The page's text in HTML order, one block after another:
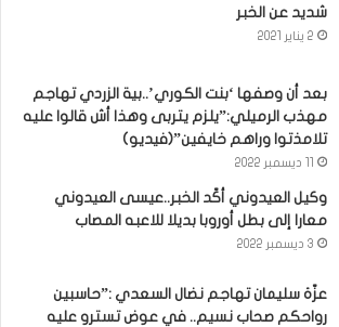
شديد عن الخبر
2 يناير 2021
بعد أن وصفها ‘بنت الكوري’..بية الزردي تهاجم
مهذب الرميلي:”يلزم يتربى وهذا أش قالوا عليه
تلامذتوا وراهم خايفين”(فيديو)
وكيل العيدوني أكّد الخبر..عيسى العيدوني
معارا إلى بطل أوروبا بديلا للاعبه المصاب
3 ديسمبر 2022
عزّة سليمان تهاجم نضال السعدي :”حاسبين
رواحكم صحاب نسيم.. في عوض تسترو عليه